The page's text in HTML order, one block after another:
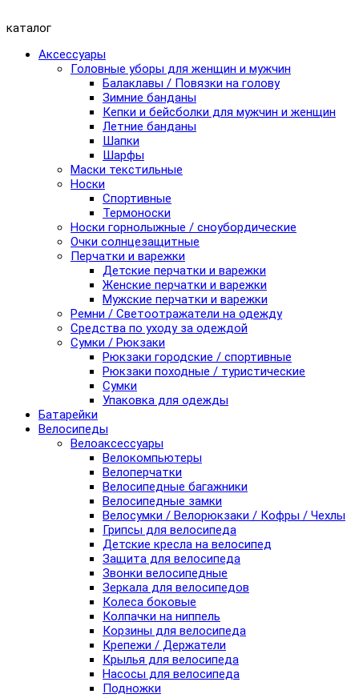
каталог
Аксессуары
Головные уборы для женщин и мужчин
Балаклавы / Повязки на голову
Зимние банданы
Кепки и бейсболки для мужчин и женщин
Летние банданы
Шапки
Шарфы
Маски текстильные
Носки
Спортивные
Термоноски
Носки горнолыжные / сноубордические
Очки солнцезащитные
Перчатки и варежки
Детские перчатки и варежки
Женские перчатки и варежки
Мужские перчатки и варежки
Ремни / Светоотражатели на одежду
Средства по уходу за одеждой
Сумки / Рюкзаки
Рюкзаки городские / спортивные
Рюкзаки походные / туристические
Сумки
Упаковка для одежды
Батарейки
Велосипеды
Велоаксессуары
Велокомпьютеры
Велоперчатки
Велосипедные багажники
Велосипедные замки
Велосумки / Велорюкзаки / Кофры / Чехлы
Грипсы для велосипеда
Детские кресла на велосипед
Защита для велосипеда
Звонки велосипедные
Зеркала для велосипедов
Колеса боковые
Колпачки на ниппель
Корзины для велосипеда
Крепежи / Держатели
Крылья для велосипеда
Насосы для велосипеда
Подножки